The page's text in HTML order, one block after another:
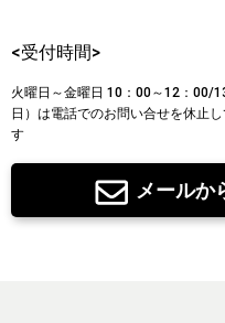
<受付時間>
火曜日～金曜日 10：00～12：00/
日）は電話でのお問い合せを休止
す
メールか